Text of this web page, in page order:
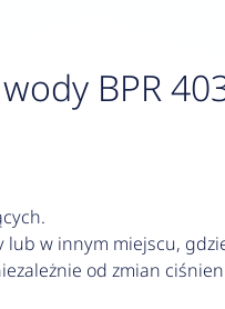
BPR
w innym miejscu,
od zmian